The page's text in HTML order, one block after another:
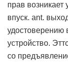
прав возникает
впуск. ant.
удостоверению
устройство.
со